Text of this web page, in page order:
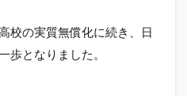
校の実質無償化に続き、日
歩となりました。